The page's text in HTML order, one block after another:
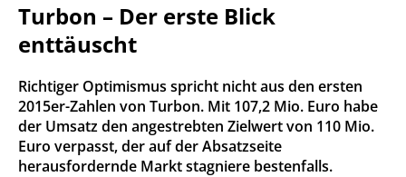
Turbon – Der erste Blick
enttäuscht
Richtiger Optimismus spricht nicht aus den ersten
2015er-Zahlen von Turbon. Mit 107,2 Mio. Euro habe
der Umsatz den angestrebten Zielwert von 110 Mio.
Euro verpasst, der auf der Absatzseite
herausfordernde Markt stagniere bestenfalls.